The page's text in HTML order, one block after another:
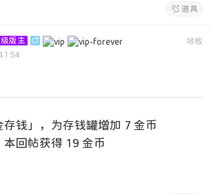
 道具
地板
版主 
钱」，为存钱罐增加 7 金币
回帖获得 19 金币